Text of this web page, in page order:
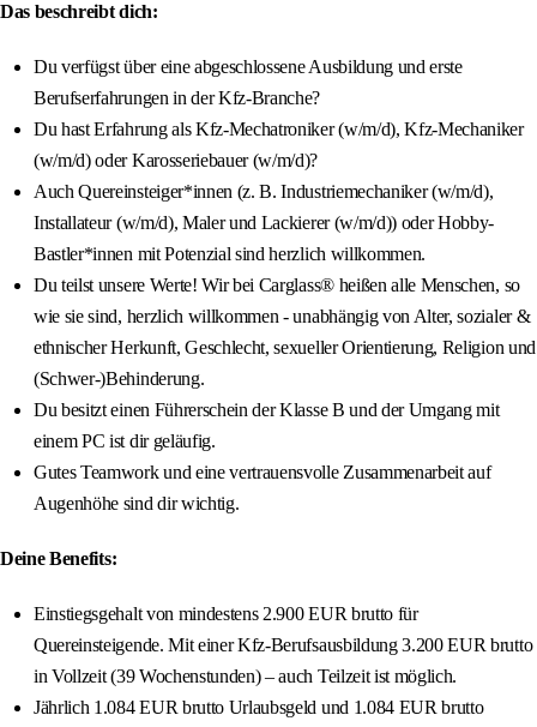
Das beschreibt dich:
Du verfügst über eine abgeschlossene Ausbildung und erste
Berufserfahrungen in der Kfz-Branche?
Du hast Erfahrung als Kfz-Mechatroniker (w/m/d), Kfz-Mechaniker
(w/m/d) oder Karosseriebauer (w/m/d)?
Auch Quereinsteiger*innen (z. B. Industriemechaniker (w/m/d),
Installateur (w/m/d), Maler und Lackierer (w/m/d)) oder Hobby-
Bastler*innen mit Potenzial sind herzlich willkommen.
Du teilst unsere Werte! Wir bei Carglass® heißen alle Menschen, so
wie sie sind, herzlich willkommen - unabhängig von Alter, sozialer &
ethnischer Herkunft, Geschlecht, sexueller Orientierung, Religion und
(Schwer-)Behinderung.
Du besitzt einen Führerschein der Klasse B und der Umgang mit
einem PC ist dir geläufig.
Gutes Teamwork und eine vertrauensvolle Zusammenarbeit auf
Augenhöhe sind dir wichtig.
Deine Benefits:
Einstiegsgehalt von mindestens 2.900 EUR brutto für
Quereinsteigende. Mit einer Kfz-Berufsausbildung 3.200 EUR brutto
in Vollzeit (39 Wochenstunden) – auch Teilzeit ist möglich.
Jährlich 1.084 EUR brutto Urlaubsgeld und 1.084 EUR brutto